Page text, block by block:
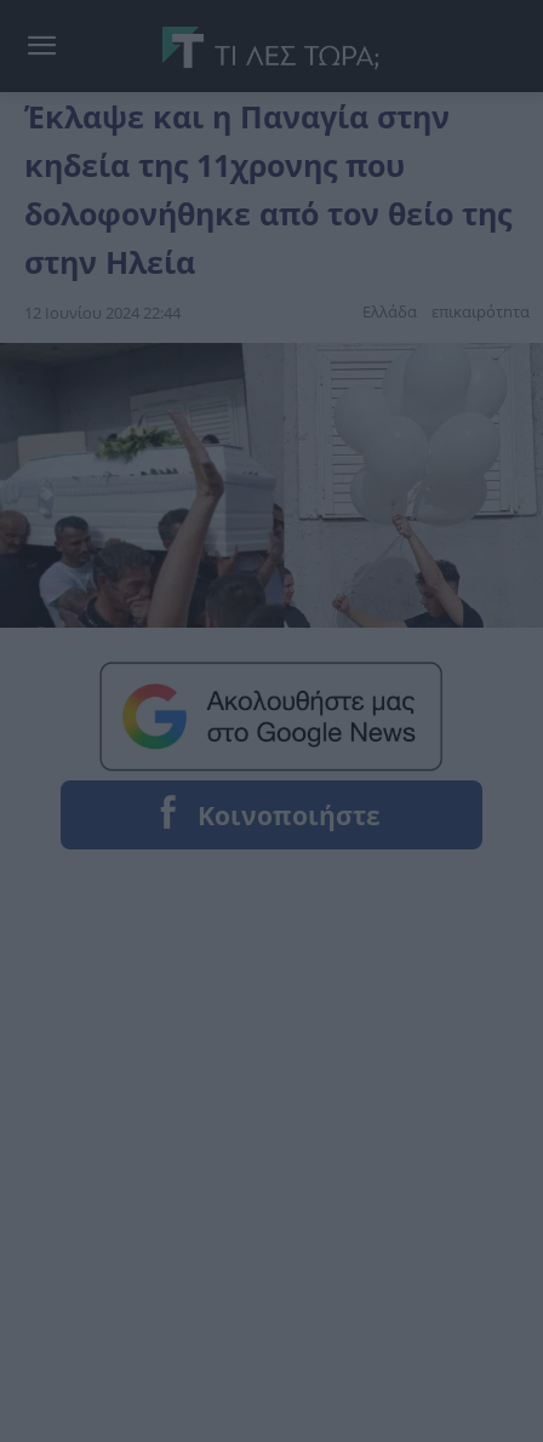
Έκλαψε και η Παναγία στην
κηδεία της 11χρονης που
δολοφονήθηκε από τον θείο της
στην Ηλεία
12 Ιουνίου 2024 22:44 Ελλάδα επικαιpότnτα